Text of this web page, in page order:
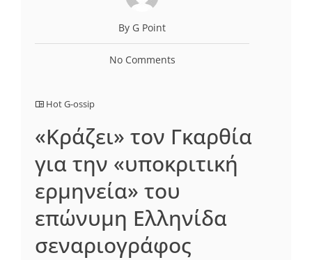
By G Point
No Comments
Hot G-ossip
«Κράζει» τον Γκαρθία
για την «υποκριτική
ερμηνεία» του
επώνυμη Ελληνίδα
σεναριογράφος